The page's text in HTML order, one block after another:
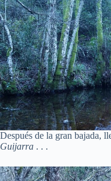
Después de la gran bajada,
Guijarra . . .